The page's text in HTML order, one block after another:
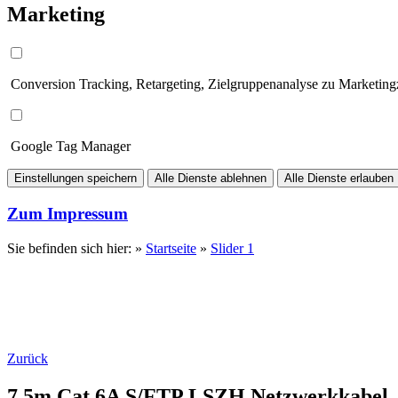
Marketing
Conversion Tracking, Retargeting, Zielgruppenanalyse zu
Google Tag Manager
Einstellungen speichern Alle Dienste ablehnen Alle Dienste erlauben
Zum Impressum
Sie befinden sich hier: » Startseite » Slider 1
Zurück